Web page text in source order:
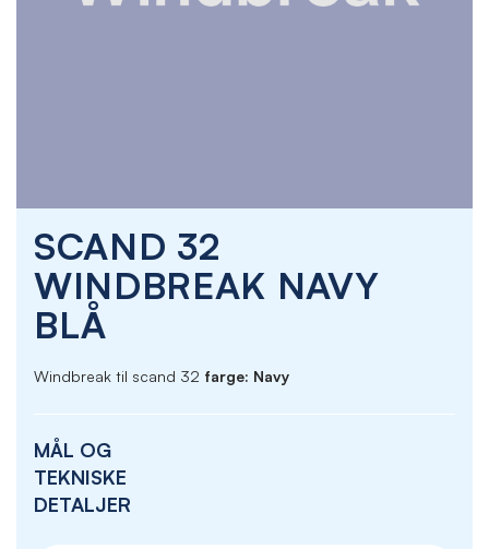
SCAND 32
WINDBREAK NAVY
BLÅ
Windbreak til scand 32 farge: Navy
MÅL OG
TEKNISKE
DETALJER
the
beginning
gallery